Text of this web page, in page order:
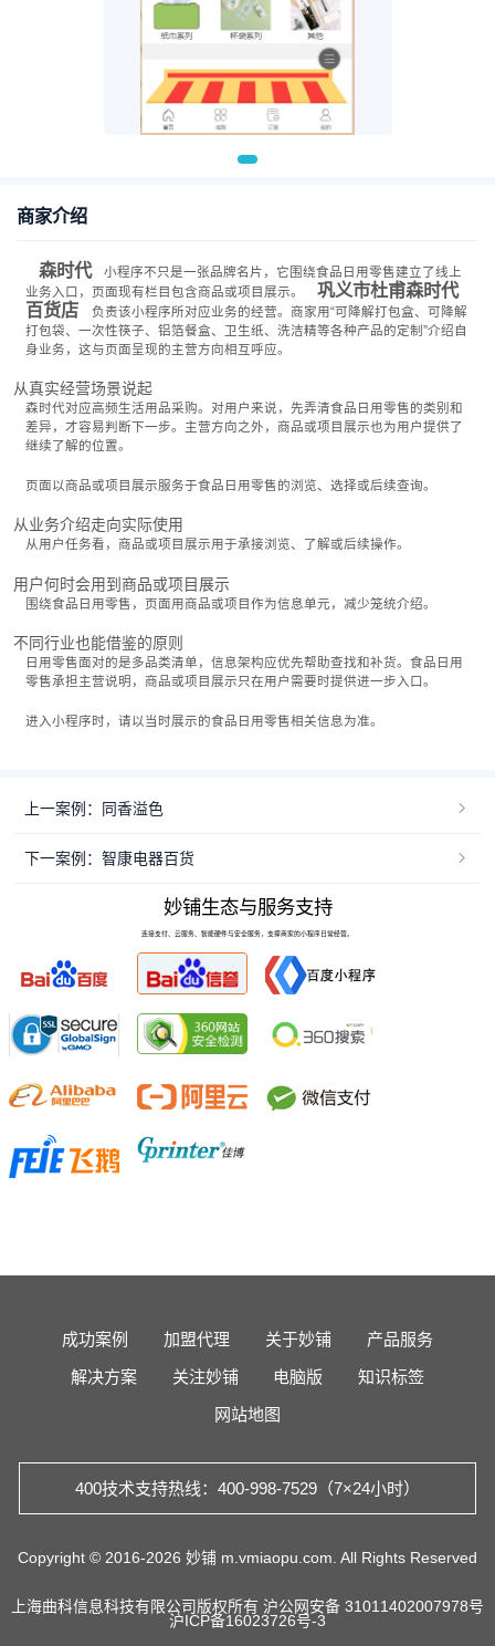
商家介绍
森时代
小程序不只是一张品牌名片，它围绕食品日用零售建立了线上
业务入口，页面现有栏目包含商品或项目展示。
巩义市杜甫森时代
百货店
负责该小程序所对应业务的经营。商家用“可降解打包盒、可降解
打包袋、一次性筷子、铝箔餐盒、卫生纸、洗洁精等各种产品的定制”介绍自
身业务，这与页面呈现的主营方向相互呼应。
从真实经营场景说起
森时代对应高频生活用品采购。对用户来说，先弄清食品日用零售的类别和
差异，才容易判断下一步。主营方向之外，商品或项目展示也为用户提供了
继续了解的位置。
页面以商品或项目展示服务于食品日用零售的浏览、选择或后续查询。
从业务介绍走向实际使用
从用户任务看，商品或项目展示用于承接浏览、了解或后续操作。
用户何时会用到商品或项目展示
围绕食品日用零售，页面用商品或项目作为信息单元，减少笼统介绍。
不同行业也能借鉴的原则
日用零售面对的是多品类清单，信息架构应优先帮助查找和补货。食品日用
零售承担主营说明，商品或项目展示只在用户需要时提供进一步入口。
进入小程序时，请以当时展示的食品日用零售相关信息为准。
上一案例：同香溢色
下一案例：智康电器百货
妙铺生态与服务支持
连接支付、云服务、智能硬件与安全服务，支撑商家的小程序日常经营。
成功案例 加盟代理 关于妙铺
产品服务
解决方案
关注妙铺 电脑版
知识标签
网站地图
400技术支持热线：400-998-7529（7×24小时）
Copyright © 2016-2026 妙铺 m.vmiaopu.com. All Rights Reserved
上海曲科信息科技有限公司版权所有 沪公网安备 31011402007978号
沪ICP备16023726号-3